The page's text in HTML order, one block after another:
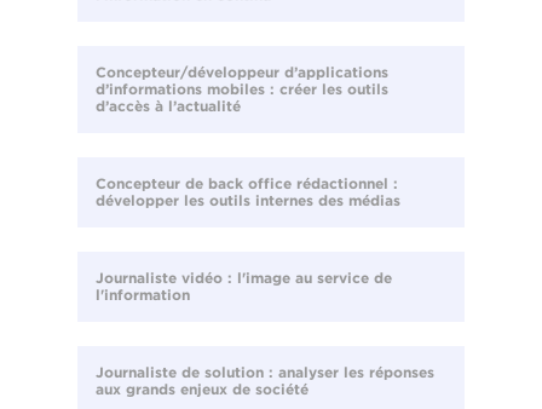
Concepteur/développeur d’applications
d’informations mobiles : créer les outils
d’accès à l’actualité
Concepteur de back office rédactionnel :
développer les outils internes des médias
Journaliste vidéo : l'image au service de
l'information
Journaliste de solution : analyser les réponses
aux grands enjeux de société